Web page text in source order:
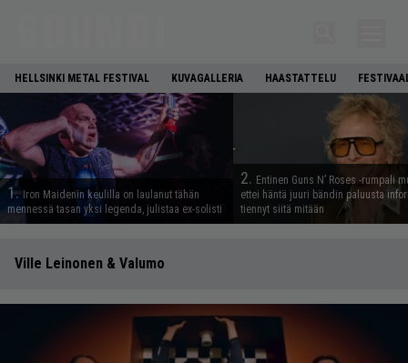
HELLSINKI METAL FESTIVAL KUVAGALLERIA HAASTATTELU
1. Iron Maidenin keulilla on laulanut tähän
mennessä tasan yksi legenda, julistaa ex-solisti
2. Entinen Guns N’ Roses -rumpali
ettei häntä juuri bändin paluusta
tiennyt siitä mitään
Ville Leinonen & Valumo